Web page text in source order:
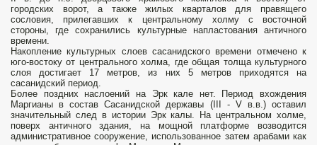
городских ворот, а также жилых кварталов для правящего
сословия, прилегавших к центральному холму с восточной
стороны, где сохранились культурные напластования античного
времени.
Накопление культурных слоев сасанидского времени отмечено к
юго-востоку от центрального холма, где общая толща культурного
слоя достигает 17 метров, из них 5 метров приходятся на
сасанидский период.
Более поздних наслоений на Эрк кале нет. Период вхождения
Маргианы в состав Сасанидской державы (III - V в.в.) оставил
значительный след в истории Эрк калы. На центральном холме,
поверх античного здания, на мощной платформе возводится
административное сооружение, использованное затем арабами как